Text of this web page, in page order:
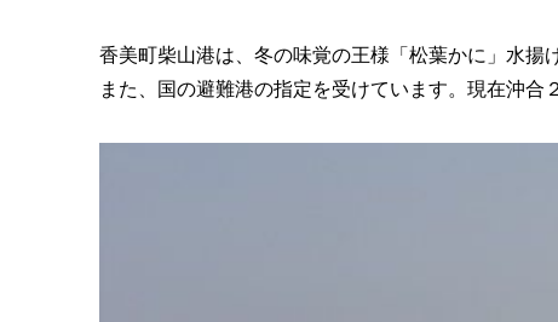
香美町柴山港は、冬の味覚の王様「松葉かに」水揚
また、国の避難港の指定を受けています。現在沖合